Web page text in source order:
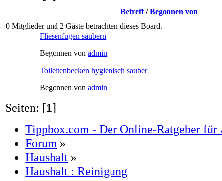
Betreff/Begonnen von
0 Mitglieder und 2 Gäste betrachten dieses Board.
Fliesenfugen säubern
Begonnen vonadmin
Toilettenbecken hygienisch sauber
Begonnen vonadmin
Seiten: [1]
Tippbox.com - Der Online-Ratgeber für
Forum »
Haushalt »
Haushalt : Reinigung